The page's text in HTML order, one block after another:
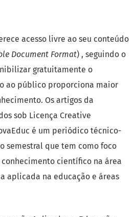
acesso livre ao seu conteúdo
Document Format) , seguindo o
gratuitamente o
ao público proporciona maior
Os artigos da
sob Licença Creative
é um periódico técnico-
semestral que tem como foco
científico na área
aplicada na educação e áreas